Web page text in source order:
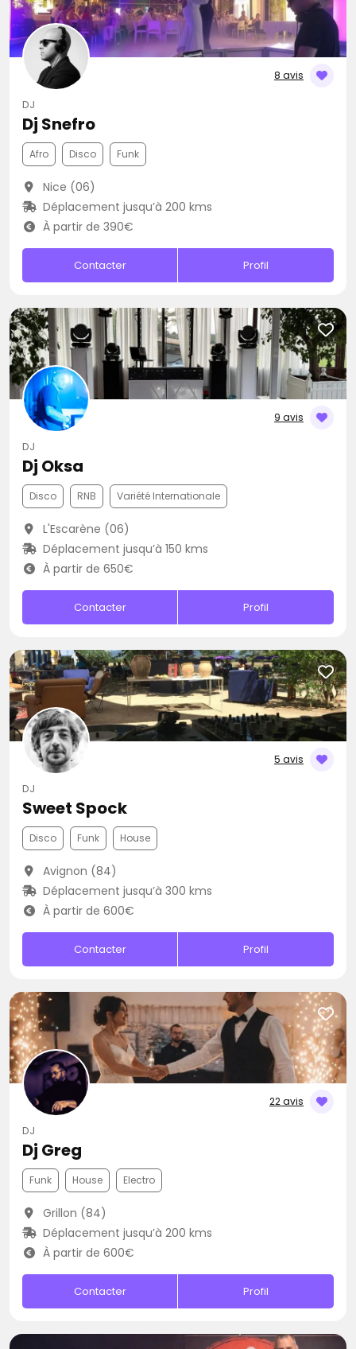
8 avis
DJ
Dj Snefro
Afro Disco Funk
Nice (06)
Déplacement jusqu’à 200 kms
À partir de 390€
Contacter Profil
9 avis
DJ
Dj Oksa
Disco RNB Variété Internationale
L'Escarène (06)
Déplacement jusqu’à 150 kms
À partir de 650€
Contacter Profil
5 avis
DJ
Sweet Spock
Disco Funk House
Avignon (84)
Déplacement jusqu’à 300 kms
À partir de 600€
Contacter Profil
22 avis
DJ
Dj Greg
Funk House Electro
Grillon (84)
Déplacement jusqu’à 200 kms
À partir de 600€
Contacter Profil